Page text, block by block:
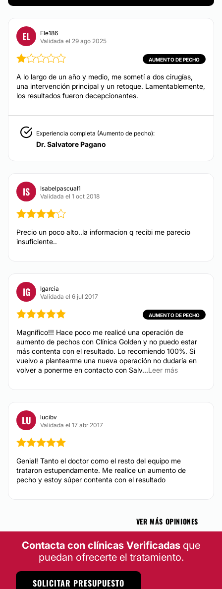
Italiano
Financiación o facilidades de pago:
Sí
Blefaroplastia sin cirugía
Eliminación de estrías
Eliminación arrugas
Tratamiento varices
Rejuvenecimiento facial
Lifting sin cirugía
DERMATOLOGÍA
Tratamiento capilar
TRATAMIENTOS ESTÉTICOS
Peeling
Micropigmentación
Radiofrecuencia facial
Celulitis
Dietas
EL
Ele186
Validada el 29 ago 2025
AUMENTO DE PECHO
A lo largo de un año y medio, me sometí a dos cirugías,
una intervención principal y un retoque. Lamentablemente,
los resultados fueron decepcionantes.
Experiencia completa (Aumento de pecho):
Dr. Salvatore Pagano
IS
Isabelpascual1
Validada el 1 oct 2018
Precio un poco alto..la informacion q recibi me parecio
insuficiente..
IG
Igarcia
Validada el 6 jul 2017
AUMENTO DE PECHO
Magnífico!!! Hace poco me realicé una operación de
aumento de pechos con Clínica Golden y no puedo estar
más contenta con el resultado. Lo recomiendo 100%. Si
vuelvo a plantearme una nueva operación no dudaría en
volver a ponerme en contacto con Salv...Leer más
LU
lucibv
Validada el 17 abr 2017
Genial! Tanto el doctor como el resto del equipo me
trataron estupendamente. Me realice un aumento de
pecho y estoy súper contenta con el resultado
VER MÁS OPINIONES
Contacta con clínicas Verificadas que
puedan ofrecerte el tratamiento.
SOLICITAR PRESUPUESTO